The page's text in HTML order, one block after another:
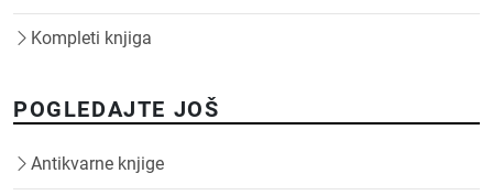
Kompleti knjiga
POGLEDAJTE JOŠ
Antikvarne knjige